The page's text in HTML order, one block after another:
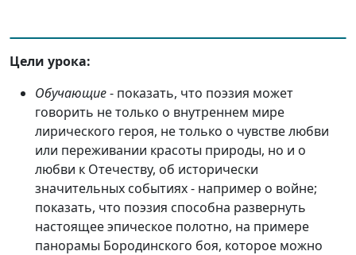
Цели урока:
Обучающие- показать, что поэзия может
говорить не только о внутреннем мире
лирического героя, не только о чувстве любви
или переживании красоты природы, но и о
любви к Отечеству, об исторически
значительных событиях - например о войне;
показать, что поэзия способна развернуть
настоящее эпическое полотно, на примере
панорамы Бородинского боя, которое можно